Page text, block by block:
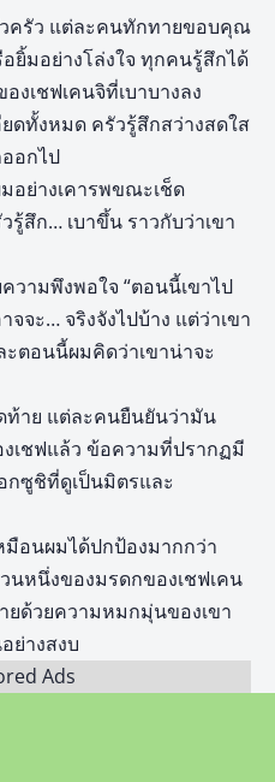
ครัว แต่ละคนทักทายขอบคุณ
ยิ้มอย่างโล่งใจ ทุกคนรู้สึกได้
งเชฟเคนจิที่เบาบางลง
ดทั้งหมด ครัวรู้สึกสว่างสดใส
อกไป
อย่างเคารพขณะเช็ด
สึก… เบาขึ้น ราวกับว่าเขา
วามพึงพอใจ “ตอนนี้เขาไป
จะ… จริงจังไปบ้าง แต่ว่าเขา
ะตอนนี้ผมคิดว่าเขาน่าจะ
ท้าย แต่ละคนยืนยันว่ามัน
เชฟแล้ว ข้อความที่ปรากฏมี
กซูชิที่ดูเป็นมิตรและ
มือนผมได้ปกป้องมากกว่า
นหนึ่งของมรดกของเชฟเคน
ด้วยความหมกมุ่นของเขา
ย่างสงบ
Ads